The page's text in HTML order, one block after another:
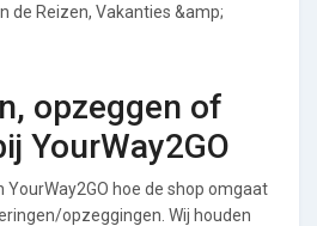
de Reizen, Vakanties &amp;
opzeggen of
YourWay2GO
YourWay2GO hoe de shop omgaat
opzeggingen. Wij houden